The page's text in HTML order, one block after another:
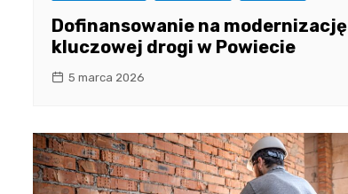
Dofinansowanie na modernizację
kluczowej drogi w Powiecie
5 marca 2026